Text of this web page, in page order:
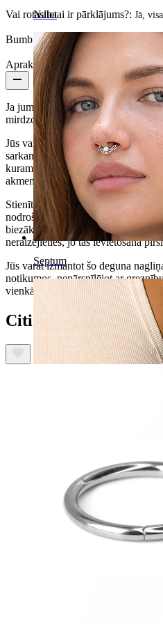
Naba
Septum
Krūtsgals
Iepirkties pēc pīrsinga
Vai rotaslietai ir pārklājums?: Jā,
Bumbiņas izmērs:2,5 mm
Apraksts
Ja jums ir nepieciešama deguna
mirdzošā rotaslieta ir tas, ko jūs
Jūs varat izvēlēties šo nagliņu pēc
sarkanā zelta krāsā, ar baltu opāla
kuram ir pieejamas četras opāla
akmens ir iestatīts rāmī, bez
Stienītis ir gandrīz 1/4 collas (6
nodrošinās, ka nagliņa neizslīdēs
biezāks par pašu stienīti, kura
neraizējieties, jo tās ievietošana
Jūs varat izmantot šo deguna
notikumos, nepārspīlējot ar
vienkāršāku, iesakām izvēlēties
Citi iegādājās arī: